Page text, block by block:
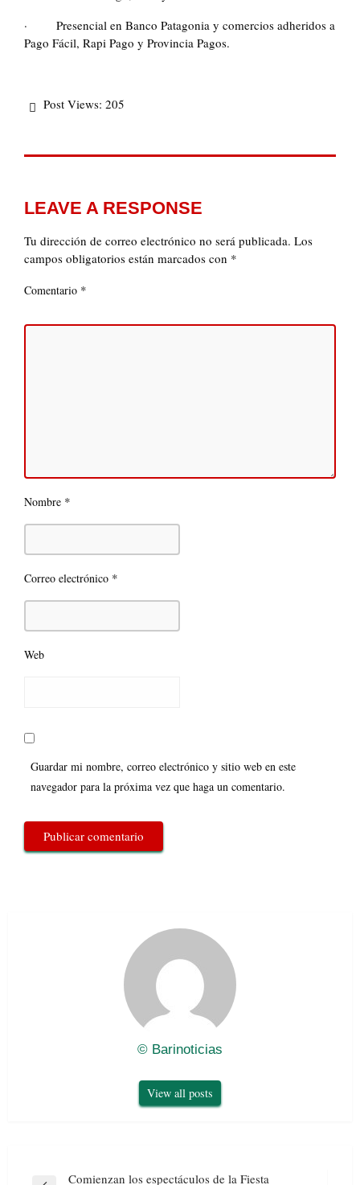
· Presencial en Banco Patagonia y comercios adheridos a
Pago Fácil, Rapi Pago y Provincia Pagos.
Post Views: 205
LEAVE A RESPONSE
Tu dirección de correo electrónico no será publicada. Los
campos obligatorios están marcados con *
Comentario *
Nombre *
Correo electrónico *
Web
Guardar mi nombre, correo electrónico y sitio web en este
navegador para la próxima vez que haga un comentario.
© Barinoticias
View all posts
Navegación
Comienzan los espectáculos de la Fiesta